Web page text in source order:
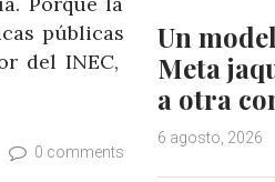
públicas
del INEC,
0 comments
Un
Meta
a otra
6 agosto, 2026